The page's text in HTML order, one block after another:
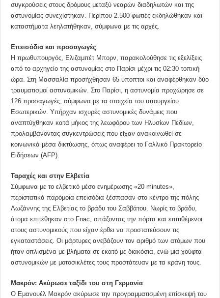
συγκρούσεις στους δρόμους μεταξύ νεαρών διαδηλωτών και της
αστυνομίας συνεχίστηκαν. Περίπου 2.500 φωτιές εκδηλώθηκαν και
καταστήματα λεηλατήθηκαν, σύμφωνα με τις αρχές.
Επεισόδια και προσαγωγές
Η πρωθυπουργός, Ελιζαμπέτ Μπορν, παρακολούθησε τις εξελίξεις
από το αρχηγείο της αστυνομίας στο Παρίσι μέχρι τις 02:30 τοπική
ώρα. Στη Μασσαλία προσήχθησαν 65 ύποπτοι και αναφέρθηκαν δύο
τραυματισμοί αστυνομικών. Στο Παρίσι, η αστυνομία προχώρησε σε
126 προσαγωγές, σύμφωνα με τα στοιχεία του υπουργείου
Εσωτερικών. Υπήρχαν ισχυρές αστυνομικές δυνάμεις που
αναπτύχθηκαν κατά μήκος της λεωφόρου των Ηλυσίων Πεδίων,
προλαμβάνοντας συγκεντρώσεις που είχαν ανακοινωθεί σε
κοινωνικά μέσα δικτύωσης, όπως αναφέρει το Γαλλικό Πρακτορείο
Ειδήσεων (AFP).
Ταραχές και στην Ελβετία
Σύμφωνα με το ελβετικό μέσο ενημέρωσης «20 minutes»,
περιστατικά παρόμοια επεισόδια ξέσπασαν στο κέντρο της πόλης
Λωζάννης της Ελβετίας το βράδυ του Σαββάτου. Νωρίς το βράδυ,
άτομα επιτέθηκαν στο Fnac, σπάζοντας την πόρτα και επιτιθέμενοι
στους αστυνομικούς που είχαν έρθει να προστατεύσουν τις
εγκαταστάσεις. Οι μάρτυρες ανεβάζουν τον αριθμό των ατόμων που
ήταν οπλισμένα με βλήματα σε εκατό με διακόσια, ενώ μια χούφτα
αστυνομικών με μοτοσικλέτες τους προστάτευαν με τα κράνη τους.
Μακρόν: Ακύρωσε ταξίδι του στη Γερμανία
Ο Εμανουέλ Μακρόν ακύρωσε την προγραμματισμένη επίσκεψή του